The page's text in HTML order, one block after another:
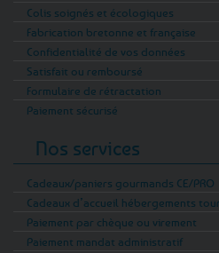
Colis soignés et écologiques
Fabrication bretonne et française
Confidentialité de vos données
Satisfait ou remboursé
Formulaire de rétractation
Paiement sécurisé
Nos services
Cadeaux/paniers gourmands CE/PRO
Cadeaux d’accueil hébergements
Paiement par chèque ou virement
Paiement mandat administratif